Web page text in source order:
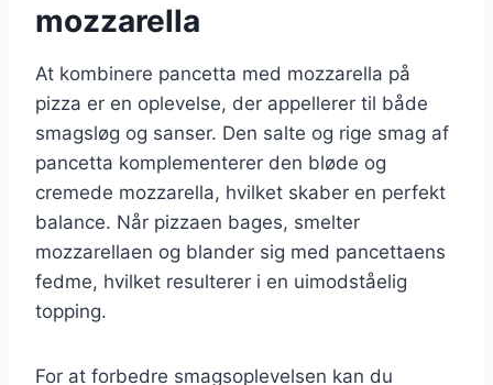
mozzarella
At kombinere pancetta med mozzarella på
pizza er en oplevelse, der appellerer til både
smagsløg og sanser. Den salte og rige smag af
pancetta komplementerer den bløde og
cremede mozzarella, hvilket skaber en perfekt
balance. Når pizzaen bages, smelter
mozzarellaen og blander sig med pancettaens
fedme, hvilket resulterer i en uimodståelig
topping.
For at forbedre smagsoplevelsen kan du